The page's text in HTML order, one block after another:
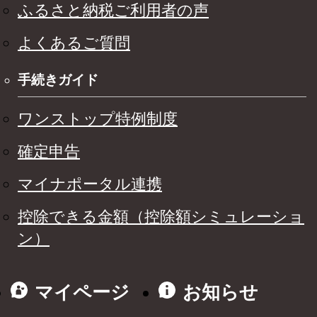
ふるさと納税ご利用者の声
よくあるご質問
手続きガイド
ワンストップ特例制度
確定申告
マイナポータル連携
控除できる金額（控除額シミュレーショ
ン）
マイページ
お知らせ